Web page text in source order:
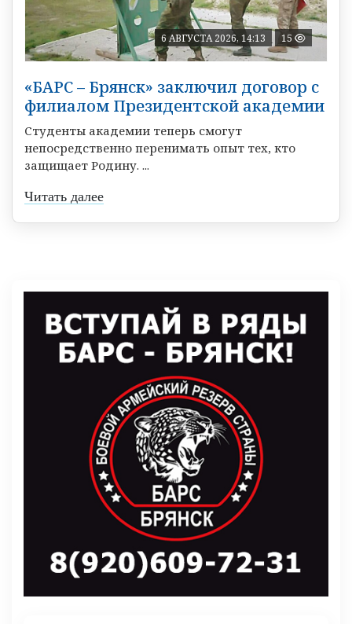
6 АВГУСТА 2026, 14:13 15
«БАРС – Брянск» заключил договор с
филиалом Президентской академии
Студенты академии теперь смогут
непосредственно перенимать опыт тех, кто
защищает Родину. ...
Читать далее